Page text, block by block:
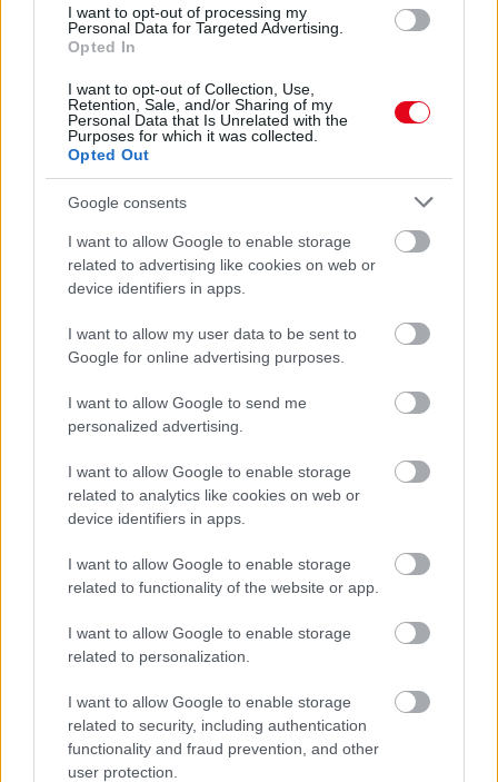
I want to opt-out of processing my
Personal Data for Targeted Advertising.
Opted In
I want to opt-out of Collection, Use,
Retention, Sale, and/or Sharing of my
Personal Data that Is Unrelated with the
Purposes for which it was collected.
Opted Out
Google consents
I want to allow Google to enable storage
related to advertising like cookies on web or
device identifiers in apps.
I want to allow my user data to be sent to
Google for online advertising purposes.
I want to allow Google to send me
personalized advertising.
I want to allow Google to enable storage
related to analytics like cookies on web or
device identifiers in apps.
I want to allow Google to enable storage
related to functionality of the website or app.
I want to allow Google to enable storage
related to personalization.
I want to allow Google to enable storage
related to security, including authentication
functionality and fraud prevention, and other
user protection.
Ha mindig ezt a mondatot használod, az rendkívül magas
érzelmi intelligenciára utalhat
Sokan rosszul tárolják a gyógyszereiket – emiatt
csökkenhet a hatásuk
Egyre több fiatalnál jelentkezik ez a vitaminhiány – ilyen